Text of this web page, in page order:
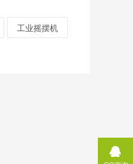
工业摇摆机